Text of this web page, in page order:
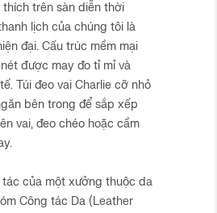
trên sàn diễn thời
lịch của chúng tôi là
đại. Cấu trúc mềm mại
được may đo tỉ mỉ và
Túi đeo vai Charlie cỡ nhỏ
bên trong để sắp xếp
vai, đeo chéo hoặc cầm
của một xưởng thuộc da
Công tác Da (Leather